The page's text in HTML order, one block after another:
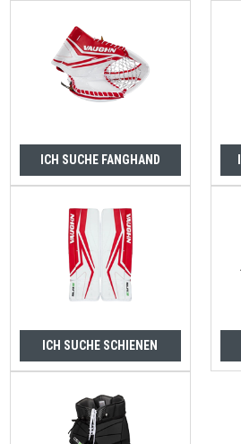
ICH SUCHE FANGHAND
ICH SUCHE SCHIENEN